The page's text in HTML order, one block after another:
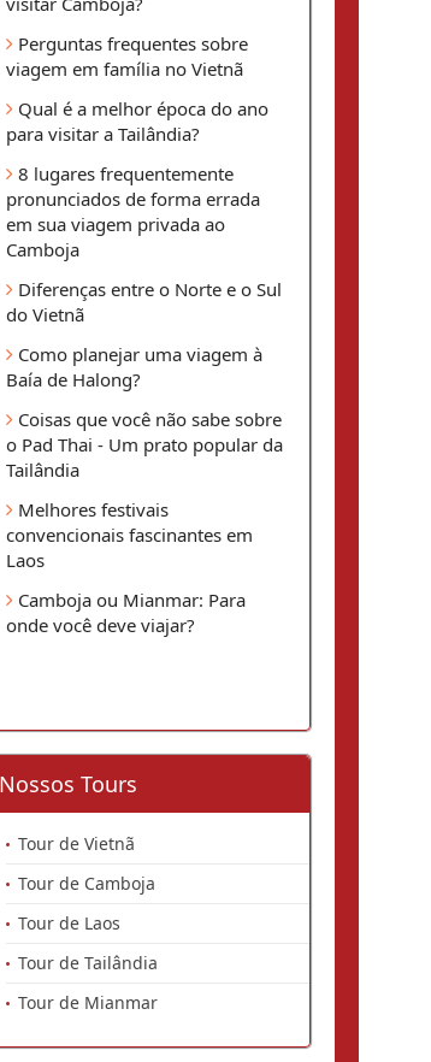
Perguntas frequentes sobre
viagem em família no Vietnã
Qual é a melhor época do ano
para visitar a Tailândia?
8 lugares frequentemente
pronunciados de forma errada
em sua viagem privada ao
Camboja
Diferenças entre o Norte e o Sul
do Vietnã
Como planejar uma viagem à
Baía de Halong?
Coisas que você não sabe sobre
o Pad Thai - Um prato popular da
Tailândia
Melhores festivais
convencionais fascinantes em
Laos
Camboja ou Mianmar: Para
onde você deve viajar?
Nossos Tours
Tour de Vietnã
Tour de Camboja
Tour de Laos
Tour de Tailândia
Tour de Mianmar